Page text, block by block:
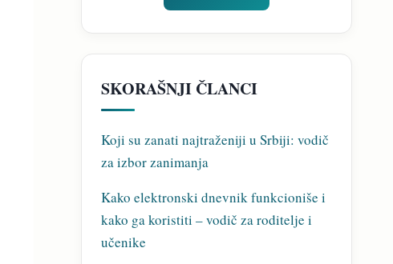
SKORAŠNJI ČLANCI
Koji su zanati najtraženiji u Srbiji: vodič
za izbor zanimanja
Kako elektronski dnevnik funkcioniše i
kako ga koristiti – vodič za roditelje i
učenike